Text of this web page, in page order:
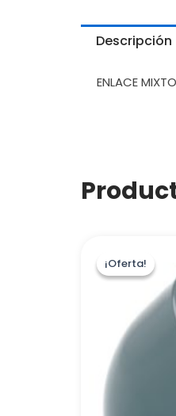
Descripción
ENLACE
¡Oferta!
¡Oferta!